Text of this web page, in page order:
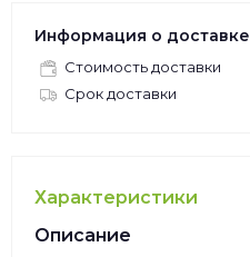
Информация о доставке
Стоимость доставки
Срок доставки
Характеристики
Описание